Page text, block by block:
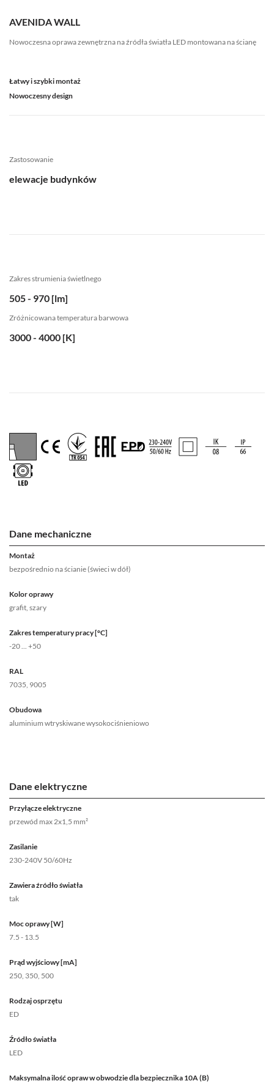
AVENIDA WALL
Nowoczesna oprawa zewnętrzna na źródła światła LED montowana na ścianę
Łatwy i szybki montaż
Nowoczesny design
Zastosowanie
elewacje budynków
Zakres strumienia świetlnego
505 - 970 [lm]
Zróżnicowana temperatura barwowa
3000 - 4000 [K]
Dane mechaniczne
Montaż
bezpośrednio na ścianie (świeci w dół)
Kolor oprawy
grafit, szary
Zakres temperatury pracy [°C]
-20 ... +50
RAL
7035, 9005
Obudowa
aluminium wtryskiwane wysokociśnieniowo
Dane elektryczne
Przyłącze elektryczne
przewód max 2x1,5 mm²
Zasilanie
230-240V 50/60Hz
Zawiera źródło światła
tak
Moc oprawy [W]
7.5 - 13.5
Prąd wyjściowy [mA]
250, 350, 500
Rodzaj osprzętu
ED
Źródło światła
LED
Maksymalna ilość opraw w obwodzie dla bezpiecznika 10A (B)